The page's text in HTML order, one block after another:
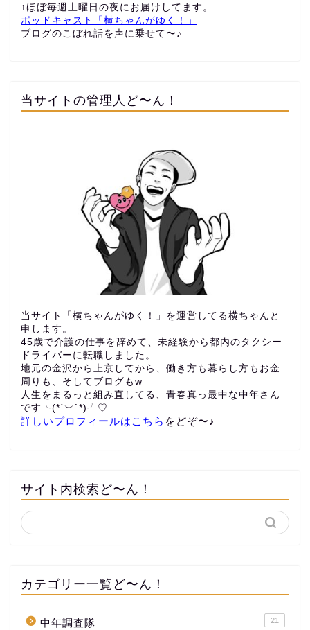
↑ほぼ毎週土曜日の夜にお届けしてます。
ポッドキャスト「横ちゃんがゆく！」
ブログのこぼれ話を声に乗せて〜♪
当サイトの管理人ど〜ん！
当サイト「横ちゃんがゆく！」を運営してる横ちゃんと
申します。
45歳で介護の仕事を辞めて、未経験から都内のタクシー
ドライバーに転職しました。
地元の金沢から上京してから、働き方も暮らし方もお金
周りも、 そしてブログもw
人生をまるっと組み直してる、青春真っ最中な中年さん
です╰(*´︶`*)╯♡
詳しいプロフィールはこちら をどぞ〜♪
サイト内検索ど〜ん！
カテゴリー一覧ど〜ん！
中年調査隊 21